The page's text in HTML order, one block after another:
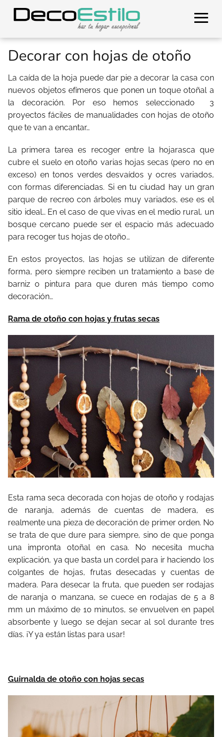
Decorar con hojas de otoño
La caída de la hoja puede dar pie a decorar la casa con
nuevos objetos efímeros que ponen un toque otoñal a
la decoración. Por eso hemos seleccionado 3
proyectos fáciles de manualidades con hojas de otoño
que te van a encantar…
La primera tarea es recoger entre la hojarasca que
cubre el suelo en otoño varias hojas secas (pero no en
exceso) en tonos verdes desvaídos y ocres variados,
con formas diferenciadas. Si en tu ciudad hay un gran
parque de recreo con árboles muy variados, ese es el
sitio ideal… En el caso de que vivas en el medio rural, un
bosque cercano puede ser el espacio más adecuado
para recoger tus hojas de otoño…
En estos proyectos, las hojas se utilizan de diferente
forma, pero siempre reciben un tratamiento a base de
barniz o pintura para que duren más tiempo como
decoración…
Rama de otoño con hojas y frutas secas
Esta rama seca decorada con hojas de otoño y rodajas
de naranja, además de cuentas de madera, es
realmente una pieza de decoración de primer orden. No
se trata de que dure para siempre, sino de que ponga
una impronta otoñal en casa. No necesita mucha
explicación, ya que basta un cordel para ir haciendo los
colgantes de hojas, frutas desecadas y cuentas de
madera. Para desecar la fruta, que pueden ser rodajas
de naranja o manzana, se cuece en rodajas de 5 a 8
mm un máximo de 10 minutos, se envuelven en papel
absorbente y luego se dejan secar al sol durante tres
días. ¡Y ya están listas para usar!
Guirnalda de otoño con hojas secas